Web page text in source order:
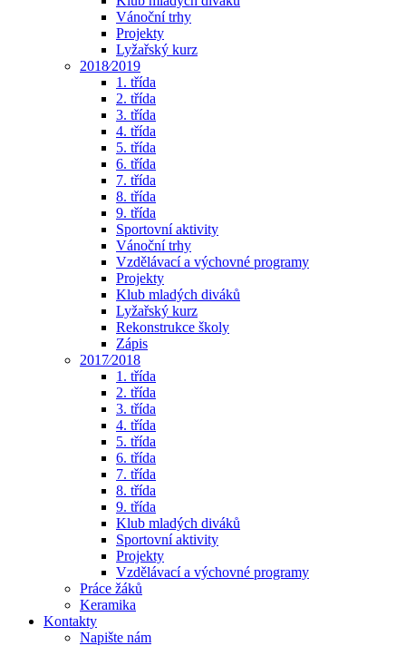
Vánoční trhy
Projekty
Lyžařský kurz
2018⁄2019
1. třída
2. třída
3. třída
4. třída
5. třída
6. třída
7. třída
8. třída
9. třída
Sportovní aktivity
Vánoční trhy
Vzdělávací a výchovné programy
Projekty
Klub mladých diváků
Lyžařský kurz
Rekonstrukce školy
Zápis
2017⁄2018
1. třída
2. třída
3. třída
4. třída
5. třída
6. třída
7. třída
8. třída
9. třída
Klub mladých diváků
Sportovní aktivity
Projekty
Vzdělávací a výchovné programy
Práce žáků
Keramika
Kontakty
Napište nám